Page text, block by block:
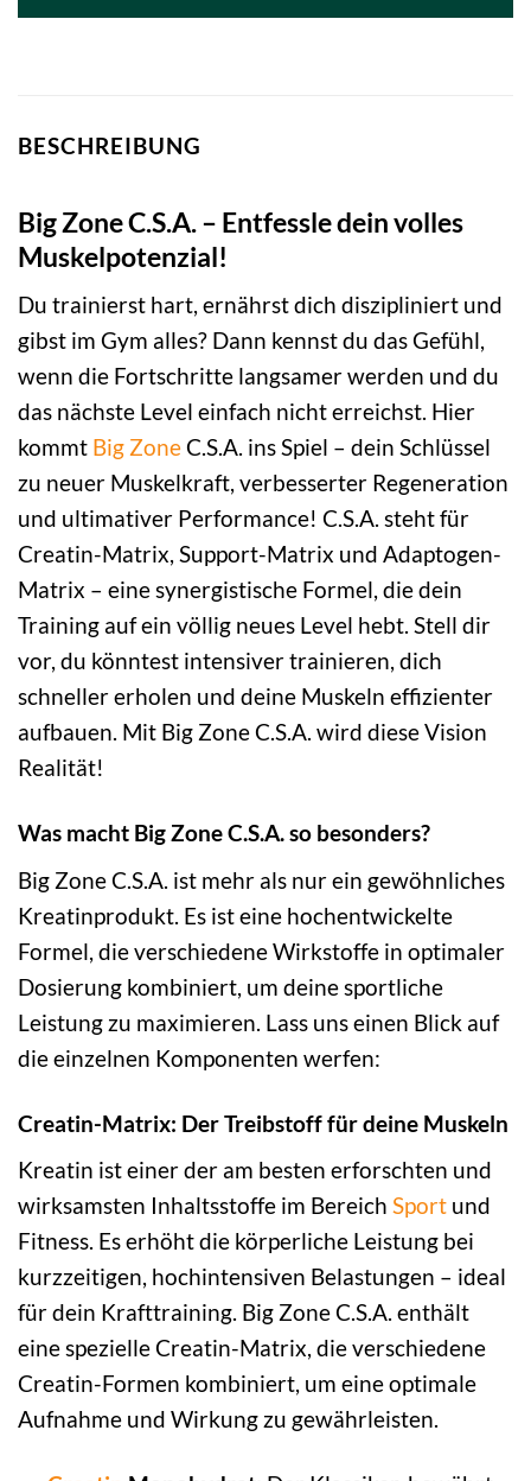
BESCHREIBUNG
Big Zone C.S.A. – Entfessle dein volles
Muskelpotenzial!
Du trainierst hart, ernährst dich diszipliniert und
gibst im Gym alles? Dann kennst du das Gefühl,
wenn die Fortschritte langsamer werden und du
das nächste Level einfach nicht erreichst. Hier
kommt Big ZoneC.S.A. ins Spiel – dein Schlüssel
zu neuer Muskelkraft, verbesserter Regeneration
und ultimativer Performance! C.S.A. steht für
Creatin-Matrix, Support-Matrix und Adaptogen-
Matrix – eine synergistische Formel, die dein
Training auf ein völlig neues Level hebt. Stell dir
vor, du könntest intensiver trainieren, dich
schneller erholen und deine Muskeln effizienter
aufbauen. Mit Big Zone C.S.A. wird diese Vision
Realität!
Was macht Big Zone C.S.A. so besonders?
Big Zone C.S.A. ist mehr als nur ein gewöhnliches
Kreatinprodukt. Es ist eine hochentwickelte
Formel, die verschiedene Wirkstoffe in optimaler
Dosierung kombiniert, um deine sportliche
Leistung zu maximieren. Lass uns einen Blick auf
die einzelnen Komponenten werfen:
Creatin-Matrix: Der Treibstoff für deine Muskeln
Kreatin ist einer der am besten erforschten und
wirksamsten Inhaltsstoffe im Bereich Sport und
Fitness. Es erhöht die körperliche Leistung bei
kurzzeitigen, hochintensiven Belastungen – ideal
für dein Krafttraining. Big Zone C.S.A. enthält
eine spezielle Creatin-Matrix, die verschiedene
Creatin-Formen kombiniert, um eine optimale
Aufnahme und Wirkung zu gewährleisten.